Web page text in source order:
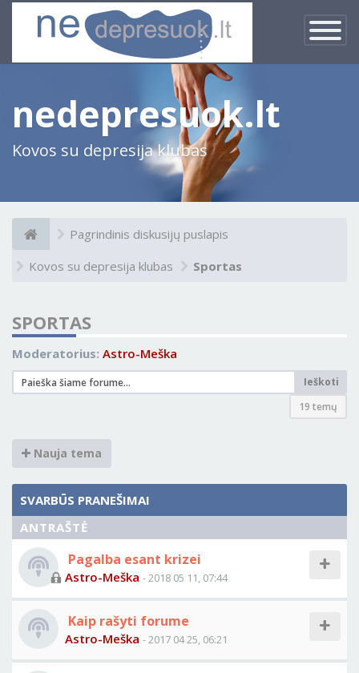
Įjungti
×
nedepresuok.lt
Kovos su depresija klubas
Pagrindinis diskusijų puslapis
Kovos su depresija klubas
Sportas
SPORTAS
Moderatorius: Astro-Meška
Ieškoti
19 temų
Nauja tema
SVARBŪS PRANEŠIMAI
ANTRAŠTĖ
Pagalba esant krizei
Astro-Meška - 2018 05 11, 07:44
Kaip rašyti forume
Astro-Meška - 2017 04 25, 06:21